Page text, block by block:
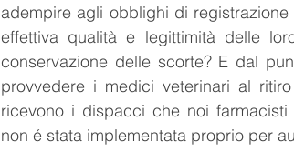
adempire agli obblighi di
effettiva qualità e legittimità delle
conservazione delle scorte? E dal
provvedere i medici veterinari al
ricevono i dispacci che noi
non é stata implementata proprio per